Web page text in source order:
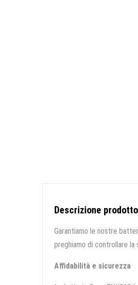
Descrizione prodotto
Garantiamo le nostre
preghiamo di controllare
Affidabilità e sicurezza